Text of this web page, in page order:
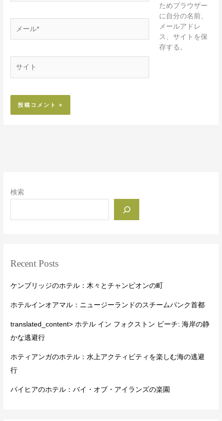
ー
ためブラウザー
に自分の名前、
メールアドレ
ス、サイトを保
存する。
検索
Recent Posts
ケンブリッジのホテル：木々とチャンピオンの町
ホテルインオアマル：ニュージーランドのスチームパンク首都
translated_content> ホテル イン フォクストン ビーチ: 海岸の静
かな逃避行
ホティアンガのホテル：水上アクティビティを楽しむ海の逃避
行
パイヒアのホテル：バイ・オブ・アイランズの楽園